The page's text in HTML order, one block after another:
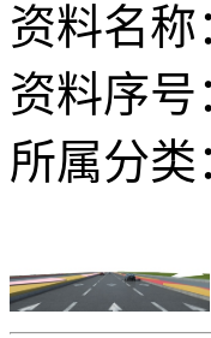
资料名称
资料序号
所属分类